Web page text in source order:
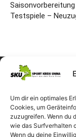
Um dir ein optimales
Cookies, um
zuzugreifen. Wenn du
wie das Surfverhalten
Wenn du deine
Testspiele –